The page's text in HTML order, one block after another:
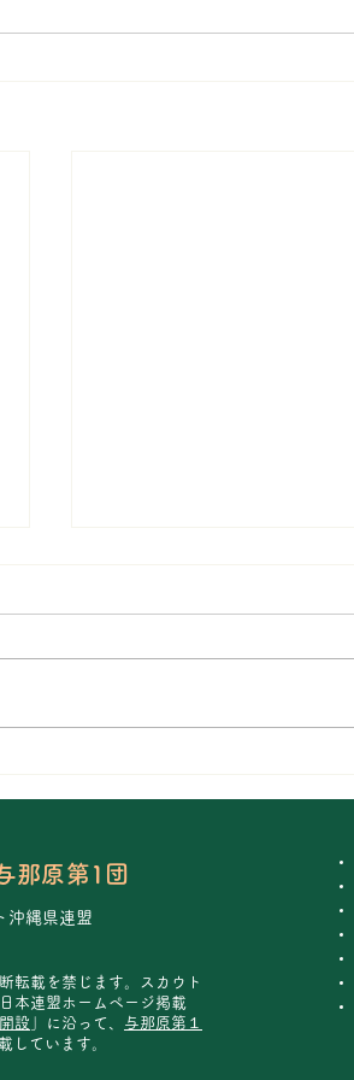
プ！
那原第1団
沖縄県連盟
転載を禁じます。
スカウト
本連盟ホームページ掲載
設 」に沿って、 与那原第１
しています。